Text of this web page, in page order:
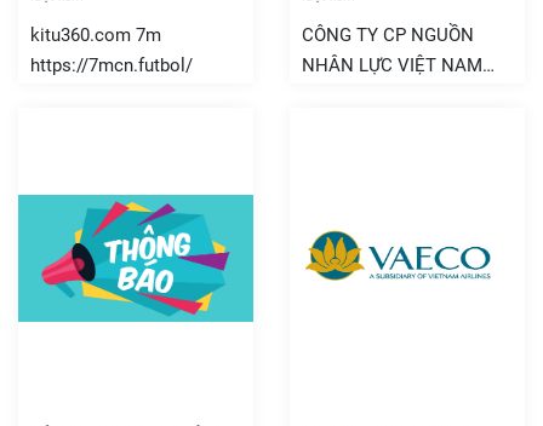
kitu360.com 7m
https://7mcn.futbol/
CÔNG TY CP NGUỒN
NHÂN LỰC VIỆT NAM
THỰC TẬP KỸ NĂNG TẠI
NHẬT BẢN Công ty CP